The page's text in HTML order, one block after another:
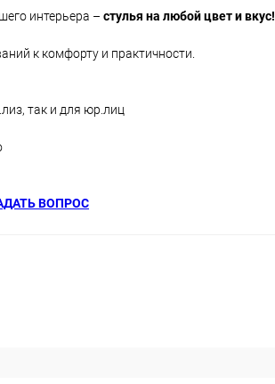
интерьера – стулья на любой цвет и вкус!
к комфорту и практичности.
так и для юр.лиц
ВОПРОС